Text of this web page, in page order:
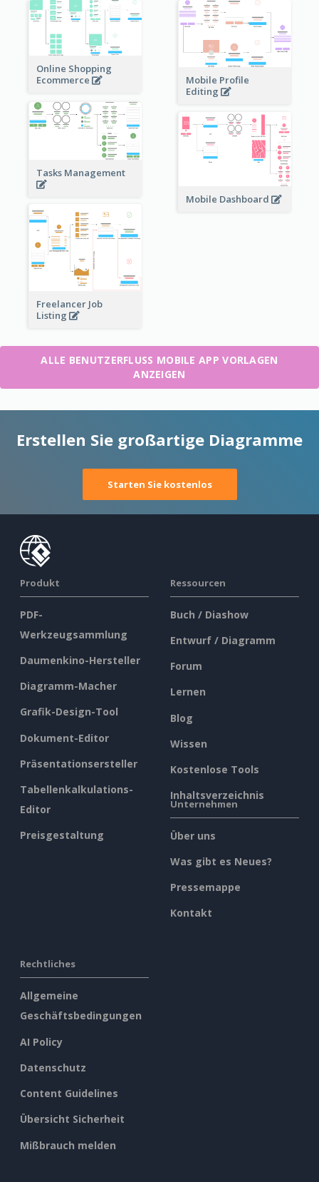
Online Shopping
Ecommerce
Mobile Profile
Editing
Tasks Management
Mobile Dashboard
Freelancer Job
Listing
ALLE BENUTZERFLUSS MOBILE APP VORLAGEN
ANZEIGEN
Erstellen Sie großartige Diagramme
Starten Sie kostenlos
Produkt
PDF-
Werkzeugsammlung
Daumenkino-Hersteller
Diagramm-Macher
Grafik-Design-Tool
Dokument-Editor
Präsentationsersteller
Tabellenkalkulations-
Editor
Preisgestaltung
Ressourcen
Buch / Diashow
Entwurf / Diagramm
Forum
Lernen
Blog
Wissen
Kostenlose Tools
Inhaltsverzeichnis
Unternehmen
Über uns
Was gibt es Neues?
Pressemappe
Kontakt
Rechtliches
Allgemeine
Geschäftsbedingungen
AI Policy
Datenschutz
Content Guidelines
Übersicht Sicherheit
Mißbrauch melden